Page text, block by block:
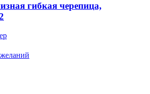
гибкая черепица,